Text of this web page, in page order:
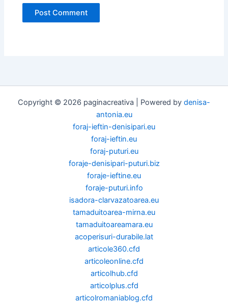
Copyright © 2026 paginacreativa | Powered by denisa-
antonia.eu
foraj-ieftin-denisipari.eu
foraj-ieftin.eu
foraj-puturi.eu
foraje-denisipari-puturi.biz
foraje-ieftine.eu
foraje-puturi.info
isadora-clarvazatoarea.eu
tamaduitoarea-mirna.eu
tamaduitoareamara.eu
acoperisuri-durabile.lat
articole360.cfd
articoleonline.cfd
articolhub.cfd
articolplus.cfd
articolromaniablog.cfd